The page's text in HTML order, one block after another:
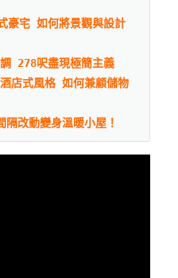
豪宅 如何將景觀與設計
調 278呎盡現極簡主義
店式風格 如何兼顧儲物
隔改動變身溫暖小屋！